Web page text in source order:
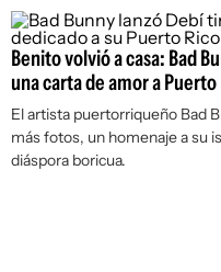
Benito volvió a casa: Bad
una carta de amor a Puerto
El artista puertorriqueño Bad
más fotos, un homenaje a su
diáspora boricua.